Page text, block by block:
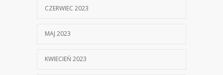
CZERWIEC 2023
MAJ 2023
KWIECIEŃ 2023